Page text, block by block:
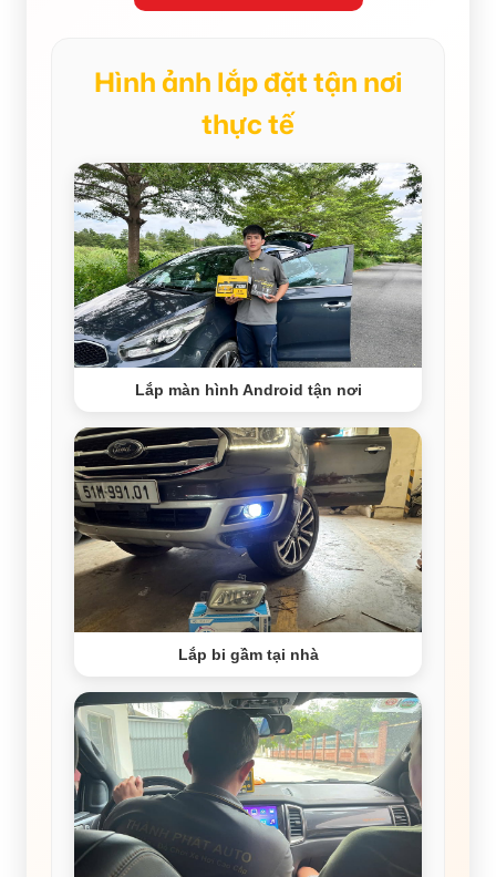
Hình ảnh lắp đặt tận nơi
thực tế
Lắp màn hình Android tận nơi
Lắp bi gầm tại nhà